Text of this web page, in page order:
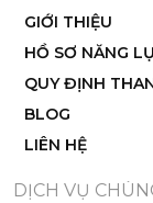
GIỚI THIỆU
HỒ SƠ NĂNG
QUY ĐỊNH
BLOG
LIÊN HỆ
DỊCH VỤ